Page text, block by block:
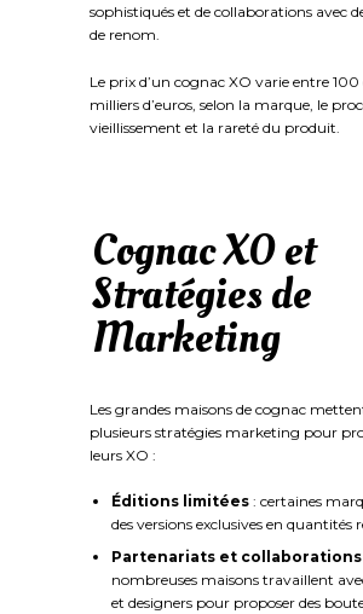
sophistiqués et de collaborations avec
de renom.
Le prix d’un cognac XO varie entre
milliers d’euros, selon la marque, le
vieillissement et la rareté du produit.
Cognac XO et
Stratégies de
Marketing
Les grandes maisons de cognac
plusieurs stratégies marketing pour
leurs XO :
Éditions limitées : certaines
des versions exclusives en quantités
Partenariats et collaborations
nombreuses maisons travaillent
et designers pour proposer des